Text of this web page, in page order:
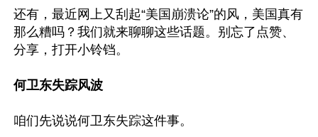
还有，最近网上又刮起“美国崩溃论”的风，美国真有
那么糟吗？我们就来聊聊这些话题。别忘了点赞、
分享，打开小铃铛。
何卫东失踪风波
咱们先说说何卫东失踪这件事。